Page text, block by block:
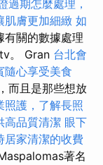
過期怎麼處理，
肌膚更加細緻 如
有關的數據處理
。 Gran 台北會
隨心享受美食
而且是那些想放
照護，了解長照
高品質清潔 眼下
居家清潔的收費
著名